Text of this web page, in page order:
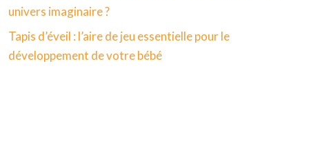
univers imaginaire ?
Tapis d’éveil : l’aire de jeu essentielle pour le
développement de votre bébé